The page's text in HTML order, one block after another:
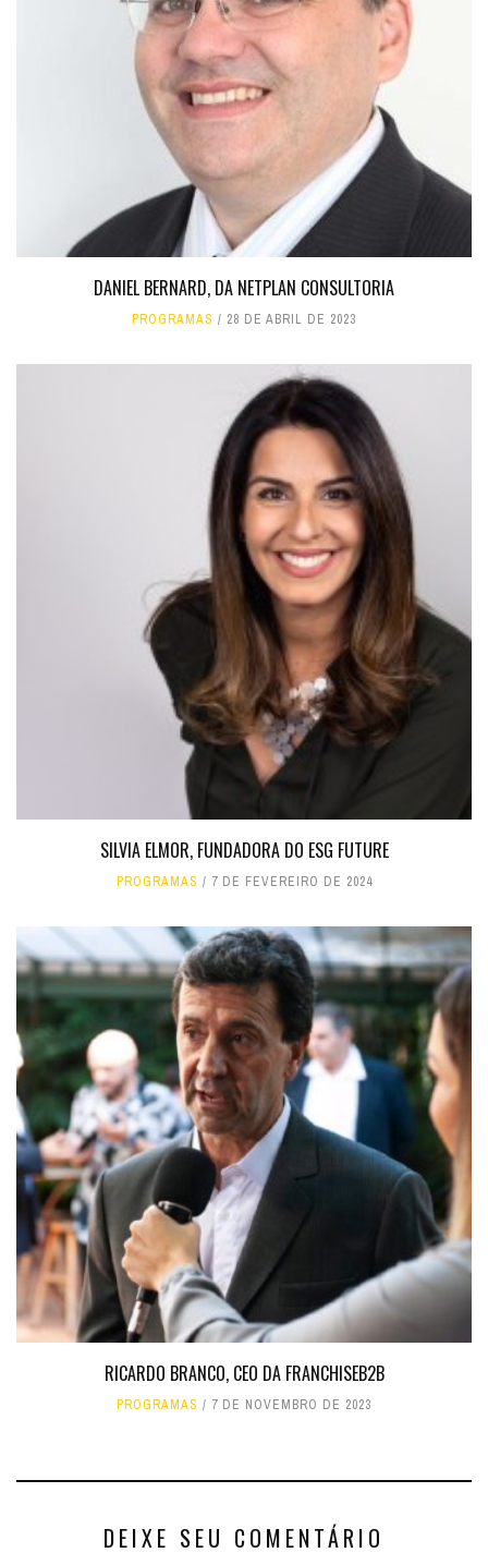
DANIEL BERNARD, DA NETPLAN CONSULTORIA
PROGRAMAS 28 DE ABRIL DE 2023
SILVIA ELMOR, FUNDADORA DO ESG FUTURE
PROGRAMAS 7 DE FEVEREIRO DE 2024
RICARDO BRANCO, CEO DA FRANCHISEB2B
PROGRAMAS 7 DE NOVEMBRO DE 2023
DEIXE SEU COMENTÁRIO